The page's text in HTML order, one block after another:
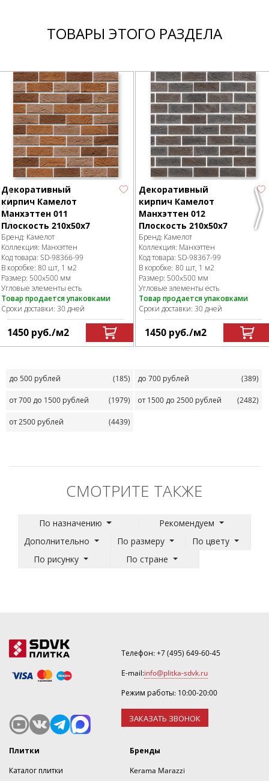
ТОВАРЫ ЭТОГО РАЗДЕЛА
Previous
Декоративный
кирпич Камелот
Манхэттен 011
Плоскость 210х50х7
Бренд: Камелот
Коллекция: Манхэттен
Код товара: SD-98366-99
В коробке: 80 шт, 1 м2
Размер: 500x500 мм
Угловые элементы есть
Товар продается упаковками
Сроки доставки: 30 дней
1450 руб./м2
Декоративный
кирпич Камелот
Манхэттен 012
Плоскость 210х50х7
Бренд: Камелот
Коллекция: Манхэттен
Код товара: SD-98367-99
В коробке: 80 шт, 1 м2
Размер: 500x500 мм
Угловые элементы есть
Товар продается упаковками
Сроки доставки: 30 дней
1450 руб./м2
до 500 рублей (185) до 700 рублей (389)
от 700 до 1500 рублей (1979) от 1500 до 2500 рублей (2482)
от 2500 рублей (4439)
СМОТРИТЕ ТАКЖЕ
По назначению
Рекомендуем
Дополнительно
По размеру
По цвету
По рисунку
По стране
Телефон:+7 (495) 649-60-45
E-mail:info@plitka-sdvk.ru
Режим работы: 10:00-20:00
ЗАКАЗАТЬ ЗВОНОК
Плитки
Каталог плитки
Бренды
Kerama Marazzi